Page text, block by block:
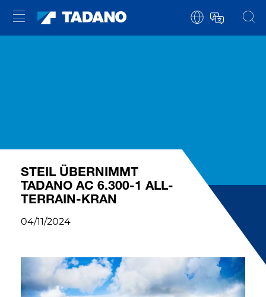
STEIL ÜBERNIMMT
TADANO AC 6.300-1 ALL-
TERRAIN-KRAN
04/11/2024